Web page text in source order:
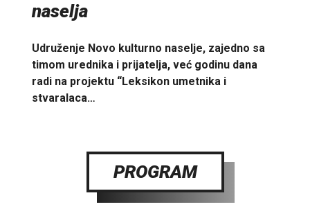
naselja
Udruženje Novo kulturno naselje, zajedno sa
timom urednika i prijatelja, već godinu dana
radi na projektu “Leksikon umetnika i
stvaralaca…
PROGRAM